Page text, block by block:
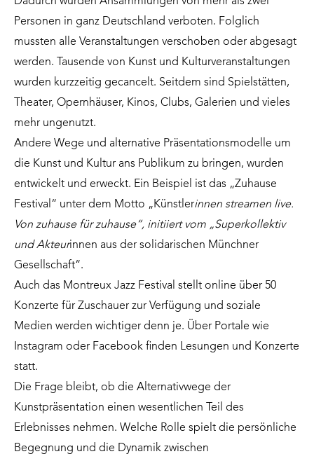
Personen in ganz Deutschland verboten. Folglich
mussten alle Veranstaltungen verschoben oder abgesagt
werden. Tausende von Kunst und Kulturveranstaltungen
wurden kurzzeitig gecancelt. Seitdem sind Spielstätten,
Theater, Opernhäuser, Kinos, Clubs, Galerien und vieles
mehr ungenutzt.
Andere Wege und alternative Präsentationsmodelle um
die Kunst und Kultur ans Publikum zu bringen, wurden
entwickelt und erweckt. Ein Beispiel ist das „Zuhause
Festival“ unter dem Motto „Künstlerinnen streamen live.
Von zuhause für zuhause“, initiiert vom „Superkollektiv
und Akteurinnen aus der solidarischen Münchner
Gesellschaft“.
Auch das Montreux Jazz Festival stellt online über 50
Konzerte für Zuschauer zur Verfügung und soziale
Medien werden wichtiger denn je. Über Portale wie
Instagram oder Facebook finden Lesungen und Konzerte
statt.
Die Frage bleibt, ob die Alternativwege der
Kunstpräsentation einen wesentlichen Teil des
Erlebnisses nehmen. Welche Rolle spielt die persönliche
Begegnung und die Dynamik zwischen